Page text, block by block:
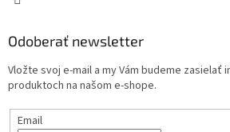
Odoberať newsletter
Vložte svoj e-mail a my Vám budeme zasielať
produktoch na našom e-shope.
Email